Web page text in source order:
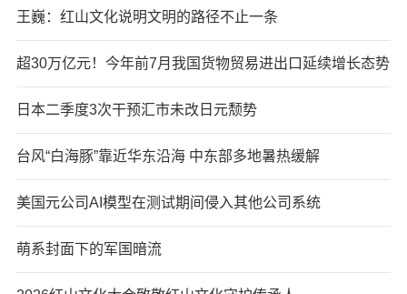
王巍：红山文化说明文明的路径不止一条
超30万亿元！今年前7月我国货物贸易进出口延续增长态势
日本二季度3次干预汇市未改日元颓势
台风“白海豚”靠近华东沿海 中东部多地暑热缓解
美国元公司AI模型在测试期间侵入其他公司系统
萌系封面下的军国暗流